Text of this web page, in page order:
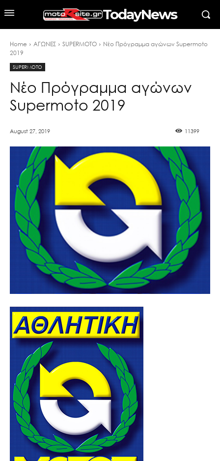
TodayNews
Home ΑΓΩΝΕΣ SUPERMOTO
Νέο Πρόγραμμα αγώνων Supermoto
2019
SUPERMOTO
Νέο Πρόγραμμα αγώνων
Supermoto 2019
August 27, 2019 11399